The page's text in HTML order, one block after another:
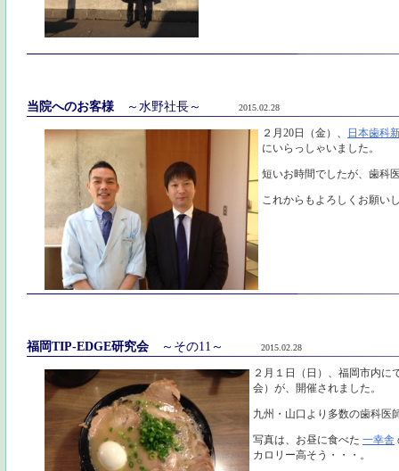
当院へのお客様 ～水野社長～ 2015.02.28
２月20日（金）、
日本歯科
にいらっしゃいました。
短いお時間でしたが、歯科
これからもよろしくお願い
福岡TIP-EDGE研究会 ～その11～ 2015.02.28
２月１日（日）、福岡市内に
会）が、開催されました。
九州・山口より多数の歯科医
写真は、お昼に食べた 一幸舎
カロリー高そう・・・。